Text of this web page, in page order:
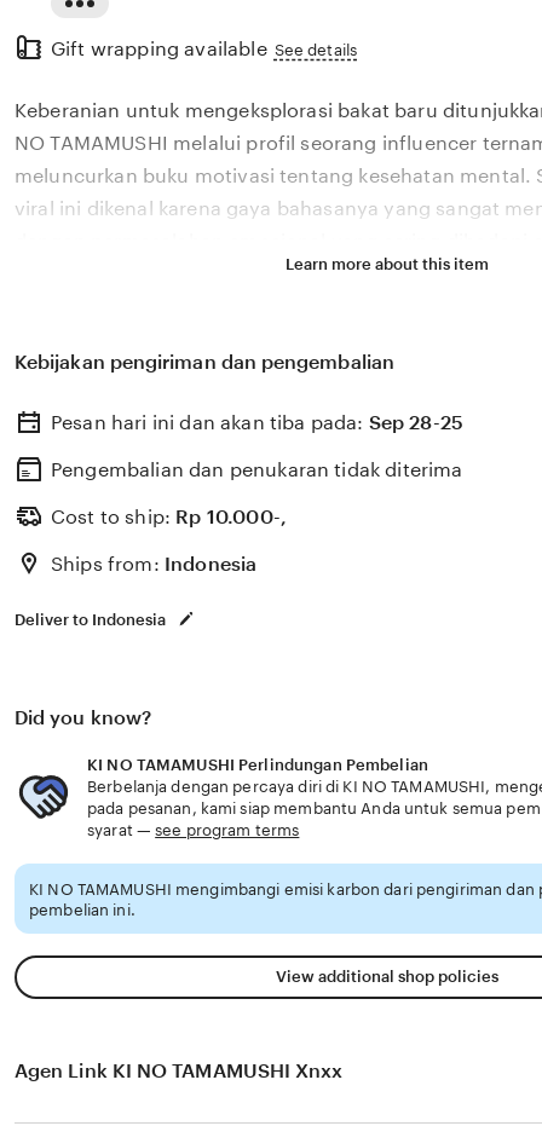
the
description
Gift wrapping available See details
Keberanian untuk mengeksplorasi bakat baru
NO TAMAMUSHI melalui profil seorang influencer
meluncurkan buku motivasi tentang kesehatan mental.
viral ini dikenal karena gaya bahasanya yang sangat
2026. Melalui sistem 🏆 yang kami kembangkan,
NO TAMAMUSHI percaya bahwa kemandirian
berkembang pesat di pasar global. Dengan dukungan
update, kami terus memantau perkembangan
sosok viral favorit Anda secara eksklusif.
Learn more about this item
Kebijakan pengiriman dan pengembalian
Pesan hari ini dan akan tiba pada: Sep 28-25
Pengembalian dan penukaran tidak diterima
Cost to ship: Rp 10.000-,
Ships from: Indonesia
Deliver to Indonesia
Did you know?
KI NO TAMAMUSHI Perlindungan Pembelian
Berbelanja dengan percaya diri di KI NO TAMAMUSHI,
pada pesanan, kami siap membantu Anda untuk semua
syarat —see program terms
KI NO TAMAMUSHI mengimbangi emisi karbon dari pengiriman dan
pembelian ini.
View additional shop policies
Agen Link KI NO TAMAMUSHI Xnxx